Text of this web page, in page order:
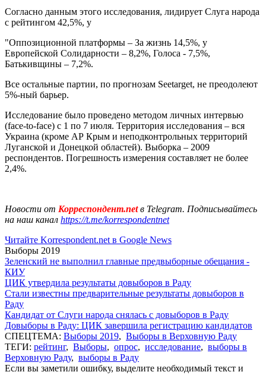
Согласно данным этого исследования, лидирует Слуга народа
с рейтингом 42,5%, у
"Оппозиционной платформы – За жизнь 14,5%, у
Европейской Солидарности – 8,2%, Голоса - 7,5%,
Батькивщины – 7,2%.
Все остальные партии, по прогнозам Seetarget, не преодолеют
5%-ный барьер.
Исследование было проведено методом личных интервью
(face-to-face) с 1 по 7 июля. Территория исследования – вся
Украина (кроме АР Крым и неподконтрольных территорий
Луганской и Донецкой областей). Выборка – 2009
респондентов. Погрешность измерения составляет не более
2,4%.
Новости от Корреспондент.netв Telegram. Подписывайтесь
на наш канал https://t.me/korrespondentnet
Читайте Korrespondent.net в Google News
Выборы 2019
Зеленский не выполнил главные предвыборные обещания -
КИУ
ЦИК утвердила результаты довыборов в Раду
Стали известны предварительные результаты довыборов в
Раду
Кандидат от Слуги народа снялась с довыборов в Раду
Довыборы в Раду: ЦИК завершила регистрацию кандидатов
СПЕЦТЕМА: Выборы 2019, Выборы в Верховную Раду
ТЕГИ: рейтинг, Выборы, опрос, исследование, выборы в
Верховную Раду, выборы в Раду
Если вы заметили ошибку, выделите необходимый текст и